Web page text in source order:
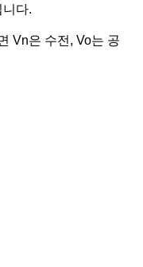
다.
Vn은 수전, Vo는 공